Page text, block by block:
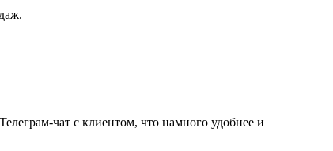
чат с клиентом, что намного удобнее и